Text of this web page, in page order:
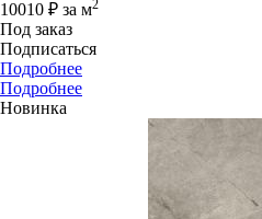
10010 ₽ за м2
Под заказ
Подписаться
Подробнее
Подробнее
Новинка